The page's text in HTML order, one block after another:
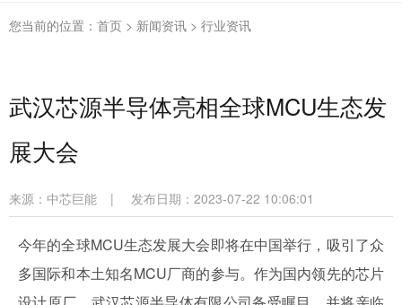
您当前的位置： 首页 > 新闻资讯 > 行业资讯
武汉芯源半导体亮相全球MCU生态发
展大会
来源： 中芯巨能 | 发布日期：2023-07-22 10:06:01
今年的全球MCU生态发展大会即将在中国举行，吸引了众
多国际和本土知名MCU厂商的参与。作为国内领先的芯片